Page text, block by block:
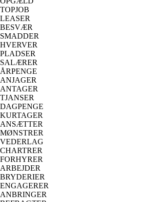
TOPJOB
LEASER
BESVÆR
SMADDER
HVERVER
PLADSER
SALÆRER
ÅRPENGE
ANJAGER
ANTAGER
TJANSER
DAGPENGE
KURTAGER
ANSÆTTER
MØNSTRER
VEDERLAG
CHARTRER
FORHYRER
ARBEJDER
BRYDERIER
ENGAGERER
ANBRINGER